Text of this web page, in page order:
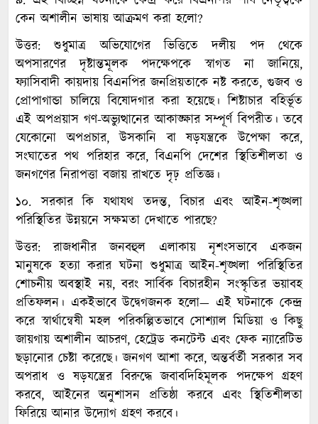
কেন অশালীন ভাষায় আক্রমণ করা হলো?
উত্তর: শুধুমাত্র অভিযোগের ভিত্তিতে দলীয় পদ থেকে
অপসারণের দৃষ্টান্তমূলক পদক্ষেপকে স্বাগত না জানিয়ে,
ফ্যাসিবাদী কায়দায় বিএনপির জনপ্রিয়তাকে নষ্ট করতে, গুজব ও
প্রোপাগান্ডা চালিয়ে বিষোদগার করা হয়েছে। শিষ্টাচার বহির্ভূত
এই অপপ্রয়াস গণ-অভ্যুত্থানের আকাঙ্ক্ষার সম্পূর্ণ বিপরীত। তবে
যেকোনো অপপ্রচার, উসকানি বা ষড়যন্ত্রকে উপেক্ষা করে,
সংঘাতের পথ পরিহার করে, বিএনপি দেশের স্থিতিশীলতা ও
জনগণের নিরাপত্তা বজায় রাখতে দৃঢ় প্রতিজ্ঞ।
১০. সরকার কি যথাযথ তদন্ত, বিচার এবং আইন-শৃঙ্খলা
পরিস্থিতির উন্নয়নে সক্ষমতা দেখাতে পারছে?
উত্তর: রাজধানীর জনবহুল এলাকায় নৃশংসভাবে একজন
মানুষকে হত্যা করার ঘটনা শুধুমাত্র আইন-শৃঙ্খলা পরিস্থিতির
শোচনীয় অবস্থাই নয়, বরং সার্বিক বিচারহীন সংস্কৃতির ভয়াবহ
প্রতিফলন। একইভাবে উদ্বেগজনক হলো— এই ঘটনাকে কেন্দ্র
করে স্বার্থান্বেষী মহল পরিকল্পিতভাবে সোশ্যাল মিডিয়া ও কিছু
জায়গায় অশালীন আচরণ, হেট্রেড কনটেন্ট এবং ফেক ন্যারেটিভ
ছড়ানোর চেষ্টা করেছে। জনগণ আশা করে, অন্তর্বর্তী সরকার সব
অপরাধ ও ষড়যন্ত্রের বিরুদ্ধে জবাবদিহিমূলক পদক্ষেপ গ্রহণ
করবে, আইনের অনুশাসন প্রতিষ্ঠা করবে এবং স্থিতিশীলতা
ফিরিয়ে আনার উদ্যোগ গ্রহণ করবে।